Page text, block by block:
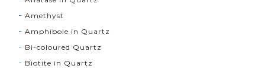
Amethyst
Amphibole in Quartz
Bi-coloured Quartz
Biotite in Quartz